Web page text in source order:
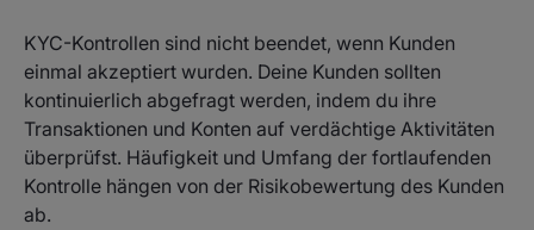
KYC-Kontrollen sind nicht beendet, wenn Kunden
einmal akzeptiert wurden. Deine Kunden sollten
kontinuierlich abgefragt werden, indem du ihre
Transaktionen und Konten auf verdächtige Aktivitäten
überprüfst. Häufigkeit und Umfang der fortlaufenden
Kontrolle hängen von der Risikobewertung des Kunden
ab.